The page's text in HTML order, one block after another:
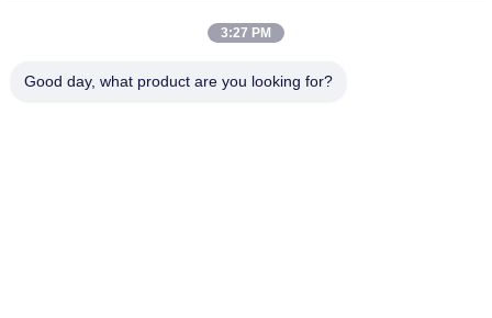
Abgewischter Film-Destillations-Ausrüstungs-Glas-
3:27 PM
Good day, what product are you looking for?